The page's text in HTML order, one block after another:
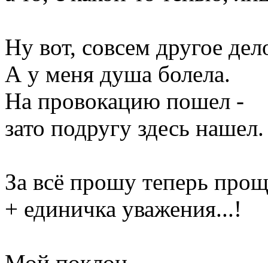
Ну вот, совсем другое
А у меня душа болела.
На провокацию пошел -
зато подругу здесь нашел.
За всё прошу теперь
+ единичка уважения...!